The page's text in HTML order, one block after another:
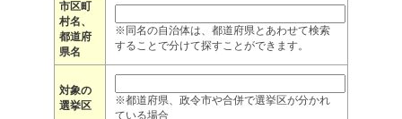
市区町
村名、
都道府
県名
※同名の自治体は、都道府県とあわせて検索
することで分けて探すことができます。
対象の
選挙区
※都道府県、政令市や合併で選挙区が分かれ
ている場合